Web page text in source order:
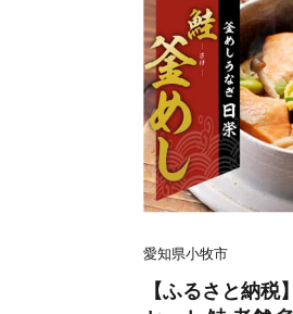
愛知県小牧市
【ふるさと納